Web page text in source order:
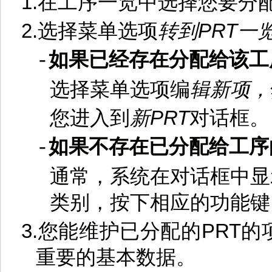
2.选择菜单选项转到PRT一
-如果已经存在分配给该
选择菜单选项编辑新项，
您进入到 新PRT对话框。
-如果不存在已分配给工
通常，系统在对话框中
类别，按下相应的功能
3.您能维护已分配的PRT的
重要的基本数据。